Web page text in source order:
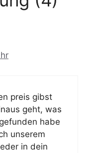
preis gibst
geht, was
habe
unserem
in dein